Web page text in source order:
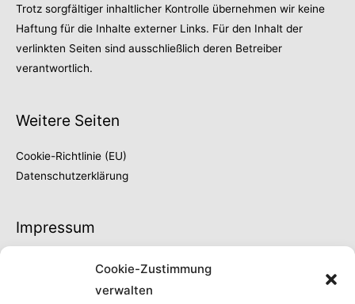
Cookie-Zustimmung
verwalten
Trotz sorgfältiger inhaltlicher Kontrolle übernehmen wir keine
Haftung für die Inhalte externer Links. Für den Inhalt der
verlinkten Seiten sind ausschließlich deren Betreiber
verantwortlich.
Weitere Seiten
Cookie-Richtlinie (EU)
Datenschutzerklärung
Impressum